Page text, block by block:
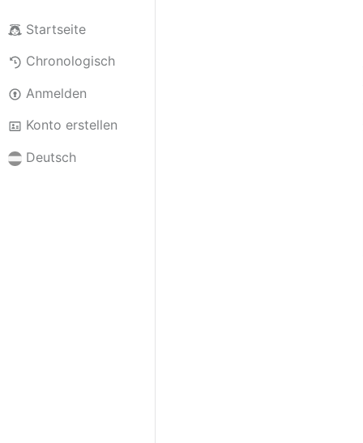
Startseite
Chronologisch
Anmelden
Konto erstellen
Deutsch